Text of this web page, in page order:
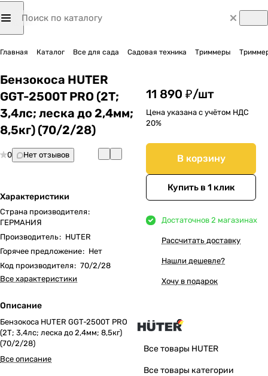
Главная Каталог Все для сада Садовая техника Триммеры
Бензокоса HUTER
GGT-2500T PRO (2Т;
3,4лс; леска до 2,4мм;
8,5кг) (70/2/28)
0 Нет отзывов
Характеристики
Страна производителя:
ГЕРМАНИЯ
Производитель: HUTER
Горячее предложение: Нет
Код производителя: 70/2/28
Все характеристики
Описание
Бензокоса HUTER GGT-2500T PRO
(2Т; 3,4лс; леска до 2,4мм; 8,5кг)
(70/2/28)
Все описание
11 890 ₽/шт
Цена указана с учётом НДС
20%
В корзину
Купить в 1 клик
Достаточнов 2 магазинах
Рассчитать доставку
Нашли дешевле?
Хочу в подарок
Все товары HUTER
Все товары категории